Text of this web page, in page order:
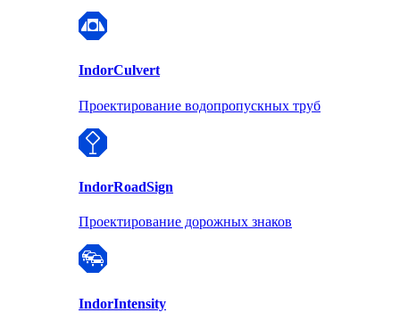
IndorCulvert
Проектирование водопропускных труб
IndorRoadSign
Проектирование дорожных знаков
IndorIntensity